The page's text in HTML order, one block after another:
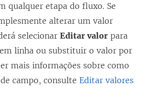
v
a
j
a
n
e
j
a
n
e
qualquer etapa do fluxo. Se
alterar um valor
selecionar Editar valor para
linha ou substituir o valor por
mais informações sobre como
campo, consulte Editar valores